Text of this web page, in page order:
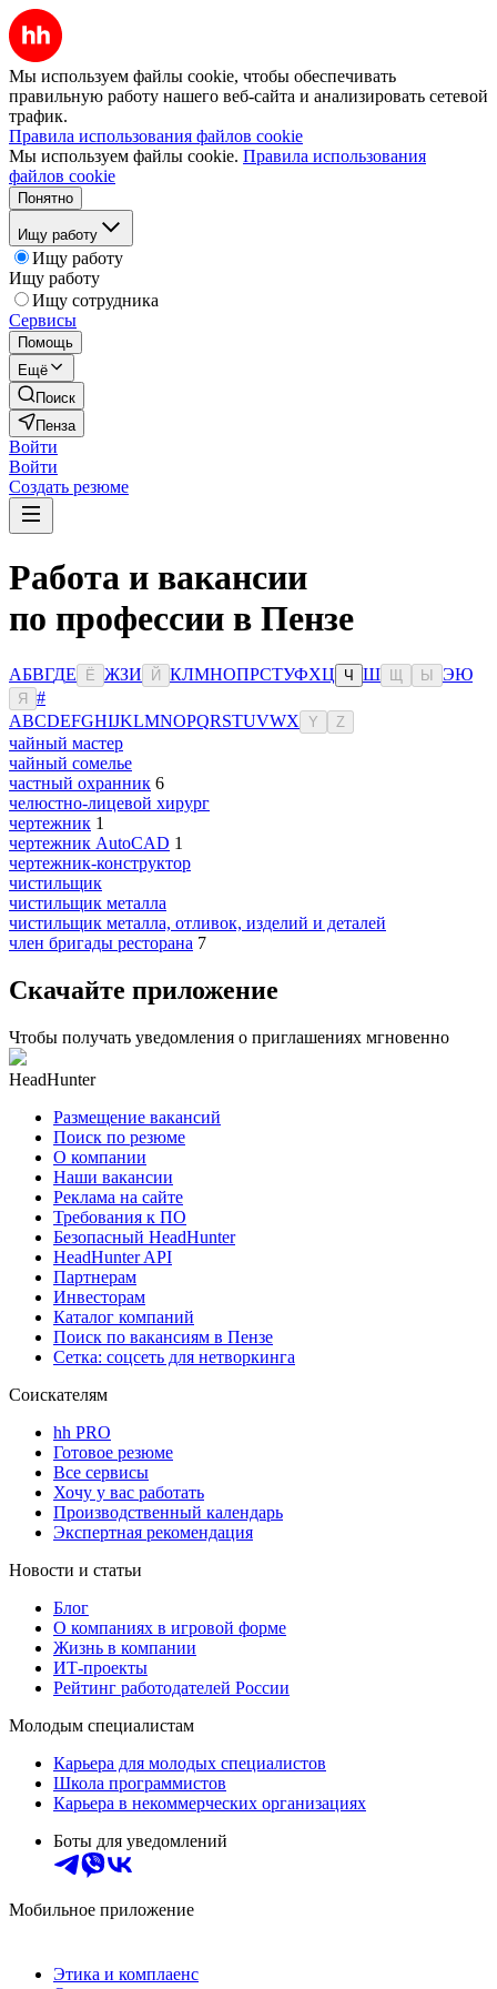
Мы используем файлы cookie, чтобы обеспечивать
правильную работу нашего веб-сайта и анализировать сетевой
трафик.
Правила использования файлов cookie
Мы используем файлы cookie. Правила использования
файлов cookie
Понятно
Ищу работу
Ищу работу
Ищу работу
Ищу сотрудника
Сервисы
Помощь
Ещё
Поиск
Пенза
Войти
Войти
Создать резюме
Работа и вакансии
по профессии в Пензе
АБВГДЕ Ё ЖЗИ Й КЛМНОПРСТУФХЦ Ч Ш Ы ЭЮ
Я
#
ABCDEFGHIJKLMNOPQRSTUVWX Y Z
чайный мастер
чайный сомелье
частный охранник 6
челюстно-лицевой хирург
чертежник 1
чертежник AutoCAD 1
чертежник-конструктор
чистильщик
чистильщик металла
чистильщик металла, отливок, изделий и деталей
член бригады ресторана 7
Скачайте приложение
Чтобы получать уведомления о приглашениях мгновенно
HeadHunter
Размещение вакансий
Поиск по резюме
О компании
Наши вакансии
Реклама на сайте
Требования к ПО
Безопасный HeadHunter
HeadHunter API
Партнерам
Инвесторам
Каталог компаний
Поиск по вакансиям в Пензе
Сетка: соцсеть для нетворкинга
Соискателям
hh PRO
Готовое резюме
Все сервисы
Хочу у вас работать
Производственный календарь
Экспертная рекомендация
Новости и статьи
Блог
О компаниях в игровой форме
Жизнь в компании
ИТ-проекты
Рейтинг работодателей России
Молодым специалистам
Карьера для молодых специалистов
Школа программистов
Карьера в некоммерческих организациях
Боты для уведомлений
Мобильное приложение
Этика и комплаенс